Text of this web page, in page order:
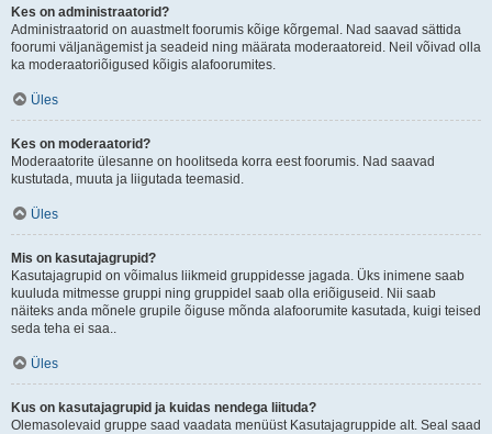
Kes on administraatorid?
Administraatorid on auastmelt foorumis kõige kõrgemal. Nad saavad sättida
foorumi väljanägemist ja seadeid ning määrata moderaatoreid. Neil võivad olla
ka moderaatoriõigused kõigis alafoorumites.
Üles
Kes on moderaatorid?
Moderaatorite ülesanne on hoolitseda korra eest foorumis. Nad saavad
kustutada, muuta ja liigutada teemasid.
Üles
Mis on kasutajagrupid?
Kasutajagrupid on võimalus liikmeid gruppidesse jagada. Üks inimene saab
kuuluda mitmesse gruppi ning gruppidel saab olla eriõiguseid. Nii saab
näiteks anda mõnele grupile õiguse mõnda alafoorumite kasutada, kuigi teised
seda teha ei saa..
Üles
Kus on kasutajagrupid ja kuidas nendega liituda?
Olemasolevaid gruppe saad vaadata menüüst Kasutajagruppide alt. Seal saad